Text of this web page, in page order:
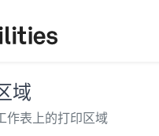
域
作表上的打印区域